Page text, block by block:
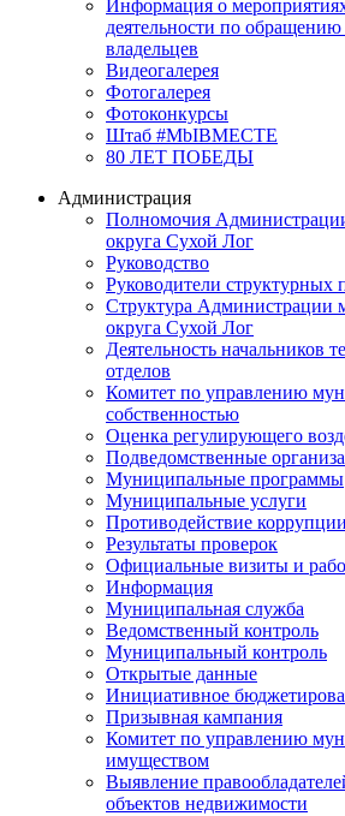
Информация о
деятельности по
владельцев
Видеогалерея
Фотогалерея
Фотоконкурсы
Штаб #MbIBMECTE
80 ЛЕТ ПОБЕДЫ
Администрация
Полномочия
округа Сухой Лог
Руководство
Руководители структурных
Структура Администрации
округа Сухой Лог
Деятельность начальников
отделов
Комитет по управлению
собственностью
Оценка регулирующего
Подведомственные
Муниципальные программы
Муниципальные услуги
Противодействие коррупции
Результаты проверок
Официальные визиты и
Информация
Муниципальная служба
Ведомственный контроль
Муниципальный контроль
Открытые данные
Инициативное
Призывная кампания
Комитет по управлению
имуществом
Выявление
объектов недвижимости